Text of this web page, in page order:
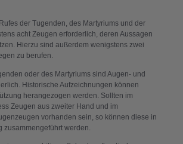
der Tugenden, des Martyriums und der
acht Zeugen erforderlich, deren Aussagen
Hierzu sind außerdem wenigstens zwei
zu berufen.
oder des Martyriums sind Augen- und
Historische Aufzeichnungen können
herangezogen werden. Sollten im
Zeugen aus zweiter Hand und im
vorhanden sein, so können diese in
zusammengeführt werden.